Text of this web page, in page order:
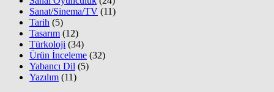
Sanat/Sinema/TV (11)
Tarih (5)
Tasarım (12)
Türkoloji (34)
Ürün İnceleme (32)
Yabancı Dil (5)
Yazılım (11)